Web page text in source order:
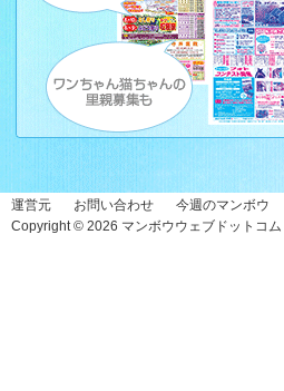
運営元 お問い合わせ 今週のマンボウ
Copyright © 2026 マンボウウェブドットコム